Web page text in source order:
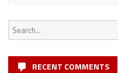
Search
for:
RECENT COMMENTS